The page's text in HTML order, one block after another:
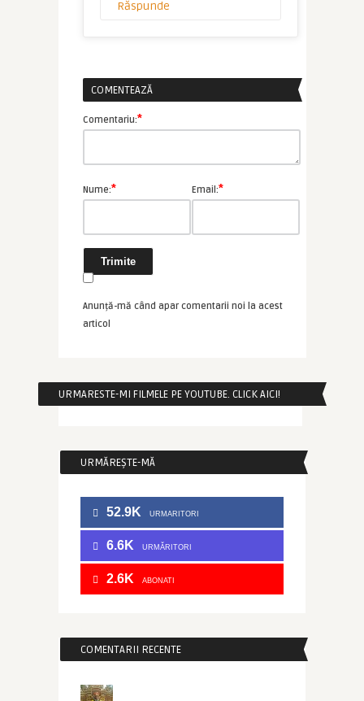
Răspunde
COMENTEAZĂ
Comentariu:*
Nume:* Email:*
Anunță-mă când apar comentarii noi la acest
articol
URMARESTE-MI FILMELE PE YOUTUBE. CLICK AICI!
URMĂREȘTE-MĂ
52.9K URMARITORI
6.6K URMĂRITORI
2.6K ABONATI
COMENTARII RECENTE